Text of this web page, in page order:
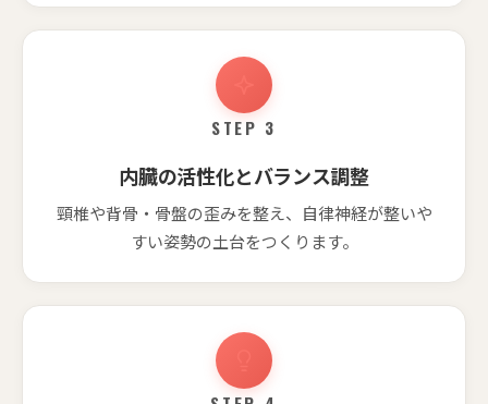
STEP 3
内臓の活性化とバランス調整
頸椎や背骨・骨盤の歪みを整え、自律神経が整いや
すい姿勢の土台をつくります。